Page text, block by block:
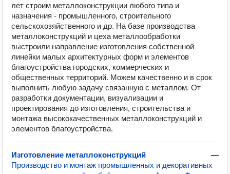
лет строим металлоконструкции любого типа и
назначения - промышленного, строительного
сельскохозяйственного и др. На базе производства
металлоконструкций и цеха металлообработки
выстроили направление изготовления собственной
линейки малых архитектурных форм и элементов
благоустройства городских, коммерческих и
общественных территорий. Можем качественно и в срок
выполнить любую задачу связанную с металлом. От
разработки документации, визуализации и
проектирования до изготовления, строительства и
монтажа высококачественных металлоконструкций и
элементов благоустройства.
Изготовление металлоконструкций
—
Производство и монтаж промышленных и декоративных